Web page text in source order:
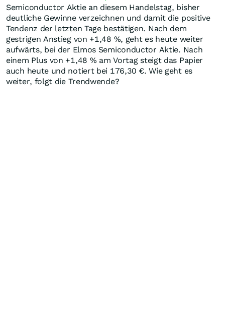
Semiconductor Aktie an diesem Handelstag, bisher
deutliche Gewinne verzeichnen und damit die positive
Tendenz der letzten Tage bestätigen. Nach dem
gestrigen Anstieg von +1,48 %, geht es heute weiter
aufwärts, bei der Elmos Semiconductor Aktie. Nach
einem Plus von +1,48 % am Vortag steigt das Papier
auch heute und notiert bei 176,30 €. Wie geht es
weiter, folgt die Trendwende?